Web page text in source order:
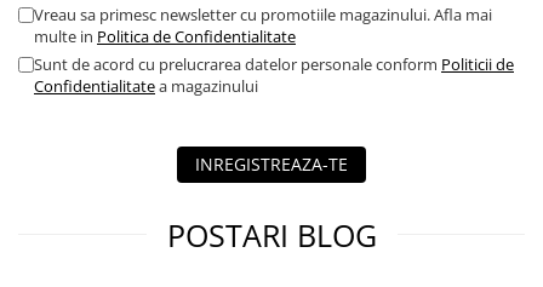
Vreau sa primesc newsletter cu promotiile magazinului. Afla mai
multe in Politica de Confidentialitate
Sunt de acord cu prelucrarea datelor personale conform Politicii de
Confidentialitatea magazinului
INREGISTREAZA-TE
POSTARI BLOG